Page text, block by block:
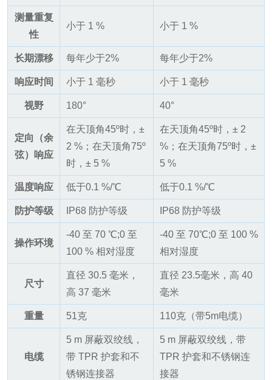
测量重复
性
小于 1 % 小于 1 %
长期漂移 每年少于2% 每年少于2%
响应时间 小于 1 毫秒 小于 1 毫秒
视野 180° 40°
定向（余
弦）响应
在天顶角45º时，±
2 %；在天顶角75º
时，± 5 %
在天顶角45º时，± 2
%；在天顶角75º时，±
5 %
温度响应 低于0.1 %/℃ 低于0.1 %/℃
防护等级 IP68 防护等级 IP68 防护等级
操作环境
-40 至 70 ℃;0 至
100 % 相对湿度
-40 至 70℃;0 至 100 %
相对湿度
尺寸
直径 30.5 毫米，
高 37 毫米
直径 23.5毫米，高 40
毫米
重量 51克 110克（带5m电缆）
电缆
5 m 屏蔽双绞线，
带 TPR 护套和不
锈钢连接器
5 m 屏蔽双绞线，带
TPR 护套和不锈钢连
接器